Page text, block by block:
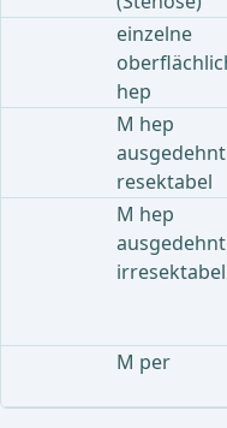
einzelne
hep
M hep
ausgedehnt
resektabel
M hep
ausgedehnt
irresektabel
M per